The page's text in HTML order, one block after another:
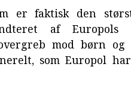
er faktisk den
af Europols
mod børn
som Europol